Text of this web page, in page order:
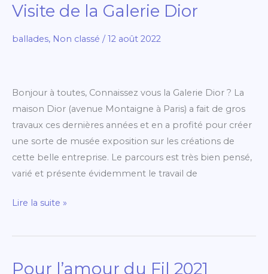
Visite de la Galerie Dior
ballades, Non classé /12 août 2022
Bonjour à toutes, Connaissez vous la Galerie Dior ? La
maison Dior (avenue Montaigne à Paris) a fait de gros
travaux ces dernières années et en a profité pour créer
une sorte de musée exposition sur les créations de
cette belle entreprise. Le parcours est très bien pensé,
varié et présente évidemment le travail de
Visite
la
Lire la suite »
Pour l’amour du Fil 2021
Pour